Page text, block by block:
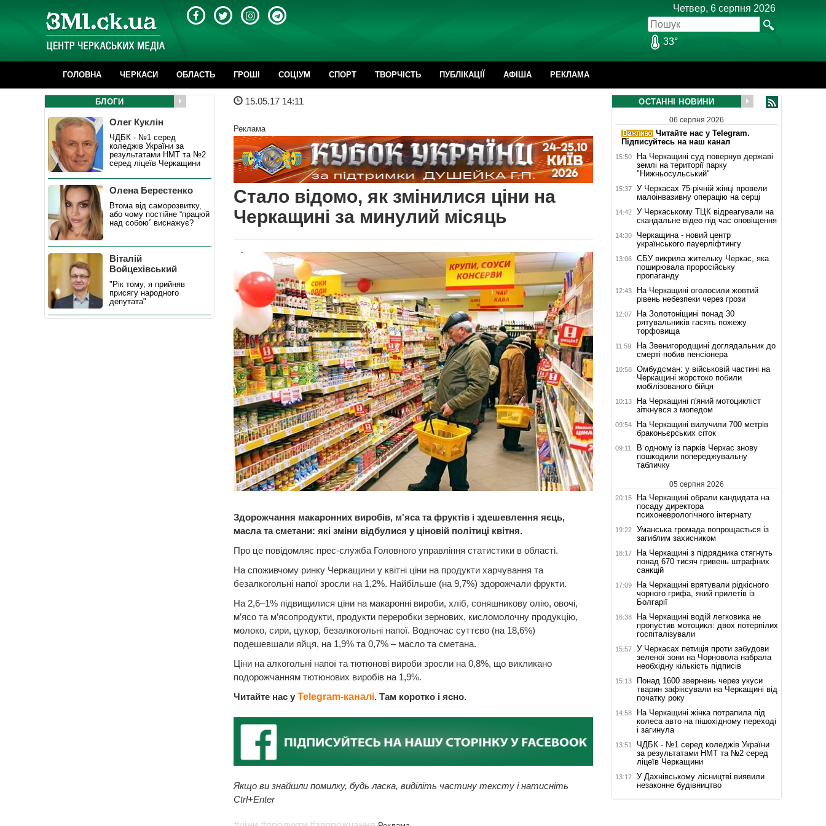
Четвер, 6 серпня 2026
33°
ГОЛОВНА ЧЕРКАСИ ОБЛАСТЬ ГРОШІ CОЦІУМ СПОРТ ТВОРЧІСТЬ ПУБЛІКАЦІЇ АФІША РЕКЛАМА
15.05.17 14:11
Реклама
Стало відомо, як змінилися ціни на
Черкащині за минулий місяць
Здорожчання макаронних виробів, м'яса та фруктів і здешевлення яєць,
масла та сметани: які зміни відбулися у ціновій політиці квітня.
Про це повідомляє прес-служба Головного управління статистики в області.
На споживчому ринку Черкащини у квітні ціни на продукти харчування та
безалкогольні напої зросли на 1,2%. Найбільше (на 9,7%) здорожчали фрукти.
На 2,6–1% підвищилися ціни на макаронні вироби, хліб, соняшникову олію, овочі,
м’ясо та м’ясопродукти, продукти переробки зернових, кисломолочну продукцію,
молоко, сири, цукор, безалкогольні напої. Водночас суттєво (на 18,6%)
подешевшали яйця, на 1,9% та 0,7% – масло та сметана.
Ціни на алкогольні напої та тютюнові вироби зросли на 0,8%, що викликано
подорожчанням тютюнових виробів на 1,9%.
Читайте нас у Telegram-каналі. Там коротко і ясно.
Якщо ви знайшли помилку, будь ласка, виділіть частину тексту і натисніть
Ctrl+Enter
БЛОГИ
Олег Куклін
ЧДБК - №1 серед
коледжів України за
результатами НМТ та №2
серед ліцеїв Черкащини
Олена Берестенко
Втома від саморозвитку,
або чому постійне “працюй
над собою” виснажує?
Віталій
Войцехівський
"Рік тому, я прийняв
присягу народного
депутата"
ОСТАННІ НОВИНИ
06 серпня 2026
Читайте нас у Telegram.
Підписуйтесь на наш канал
15:50
На Черкащині суд повернув державі
землі на території парку
"Нижньосульський"
15:37
У Черкасах 75-річній жінці провели
малоінвазивну операцію на серці
14:42
У Черкаському ТЦК відреагували на
скандальне відео під час оповіщення
14:30
Черкащина - новий центр
українського пауерліфтингу
13:06
СБУ викрила жительку Черкас, яка
поширювала проросійську
пропаганду
12:43
На Черкащині оголосили жовтий
рівень небезпеки через грози
12:07
На Золотоніщині понад 30
рятувальників гасять пожежу
торфовища
11:59
На Звенигородщині доглядальник до
смерті побив пенсіонера
10:58
Омбудсман: у військовій частині на
Черкащині жорстоко побили
мобілізованого бійця
10:13
На Черкащині п'яний мотоцикліст
зіткнувся з мопедом
09:54
На Черкащині вилучили 700 метрів
браконьєрських сіток
09:11
В одному із парків Черкас знову
пошкодили попереджувальну
табличку
05 серпня 2026
20:15
На Черкащині обрали кандидата на
посаду директора
психоневрологічного інтернату
19:22
Уманська громада попрощається із
загиблим захисником
18:17
На Черкащині з підрядника стягнуть
понад 670 тисяч гривень штрафних
санкцій
17:09
На Черкащині врятували рідкісного
чорного грифа, який прилетів із
Болгарії
16:38
На Черкащині водій легковика не
пропустив мотоцикл: двох потерпілих
госпіталізували
15:57
У Черкасах петиція проти забудови
зеленої зони на Чорновола набрала
необхідну кількість підписів
15:13
Понад 1600 звернень через укуси
тварин зафіксували на Черкащині від
початку року
14:58
На Черкащині жінка потрапила під
колеса авто на пішохідному переході
і загинула
13:51
ЧДБК - №1 серед коледжів України
за результатами НМТ та №2 серед
ліцеїв Черкащини
13:12
У Дахнівському лісництві виявили
незаконне будівництво